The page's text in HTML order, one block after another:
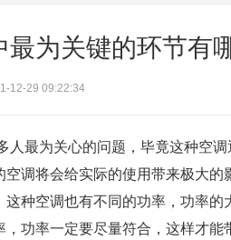
最为关键的环节有
12-29 09:22:34
人最为关心的问题，毕竟这种空
调将会给实际的使用带来极大
种空调也有不同的功率，功率
功率一定要尽量符合，这样才能